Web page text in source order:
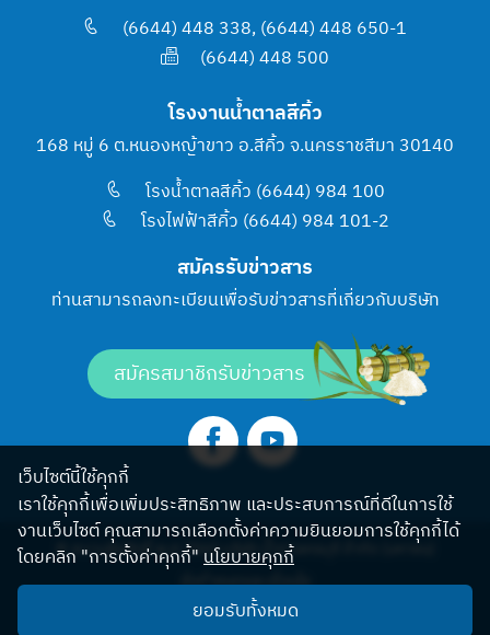
(6644) 448 338, (6644) 448 650-1
(6644) 448 500
โรงงานน้ำตาลสีคิ้ว
168 หมู่ 6 ต.หนองหญ้าขาว อ.สีคิ้ว จ.นครราชสีมา 30140
โรงน้ำตาลสีคิ้ว (6644) 984 100
โรงไฟฟ้าสีคิ้ว (6644) 984 101-2
สมัครรับข่าวสาร
ท่านสามารถลงทะเบียนเพื่อรับข่าวสารที่เกี่ยวกับบริษัท
สมัครสมาชิกรับข่าวสาร
© สงวนลิขสิทธิ์ พ.ศ.2565 บริษัท น้ำตาลครบุรี จำกัด (มหาชน)
ข้อกำหนดและเงื่อนไข
โครงสร้างเว็บไซต์
เว็บไซต์นี้ใช้คุกกี้
เราใช้คุกกี้เพื่อเพิ่มประสิทธิภาพ และประสบการณ์ที่ดีในการใช้
งานเว็บไซต์ คุณสามารถเลือกตั้งค่าความยินยอมการใช้คุกกี้ได้
โดยคลิก "การตั้งค่าคุกกี้"นโยบายคุกกี้
ยอมรับทั้งหมด